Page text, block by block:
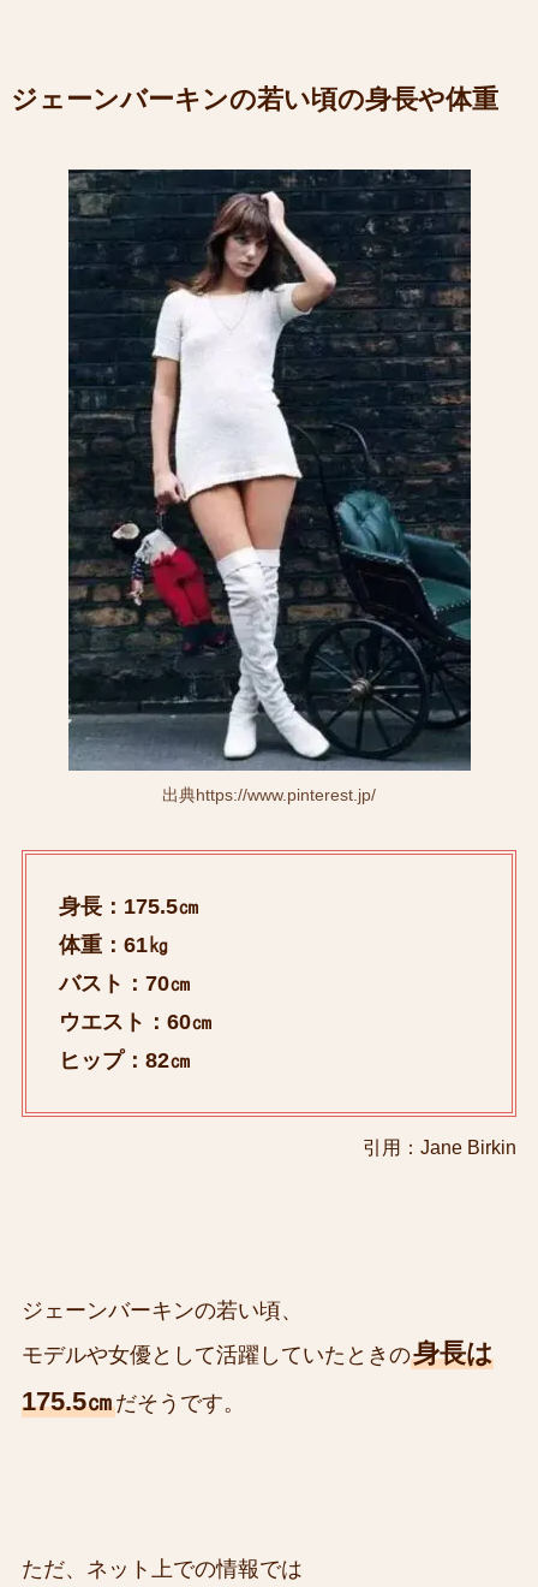
ジェーンバーキンの若い頃の身長や体重
出典https://www.pinterest.jp/
身長：175.5㎝
体重：61㎏
バスト：70㎝
ウエスト：60㎝
ヒップ：82㎝
引用：Jane Birkin
ジェーンバーキンの若い頃、
モデルや女優として活躍していたときの身長は
175.5㎝だそうです。
ただ、ネット上での情報では